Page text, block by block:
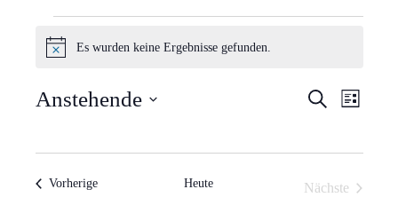
Veranstaltungen
Hinweis
Es wurden keine Ergebnisse gefunden.
SucheListe
Anstehende
wählen.
VorherigeVeranstaltungen Heute
Nächste